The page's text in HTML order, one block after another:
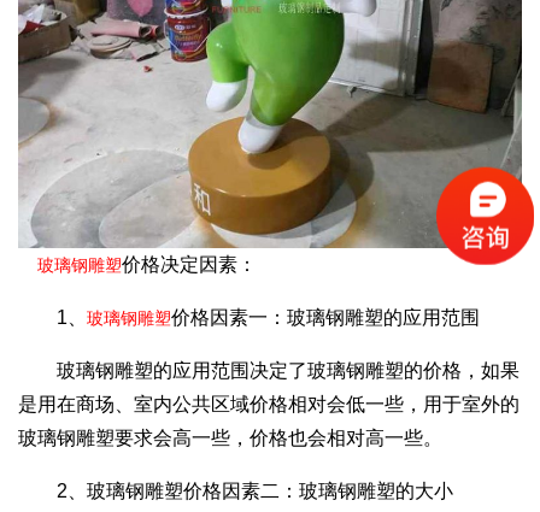
玻璃钢雕塑价格决定因素：
1、 玻璃钢雕塑价格因素一：玻璃钢雕塑的应用范围
玻璃钢雕塑的应用范围决定了玻璃钢雕塑的价格，如果
是用在商场、室内公共区域价格相对会低一些，用于室外的
玻璃钢雕塑要求会高一些，价格也会相对高一些。
2、玻璃钢雕塑价格因素二：玻璃钢雕塑的大小